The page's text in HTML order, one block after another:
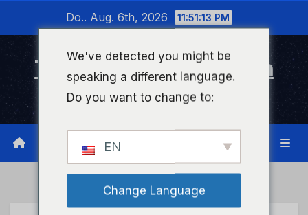
wechseln
Do.. Aug. 6th, 2026 11:51:13 PM
Timeline Bad Kreuznach
Infonetzwerk für Bad Kreuznach
We've detected you might be
speaking a different language.
Do you want to change to:
EN
Change Language